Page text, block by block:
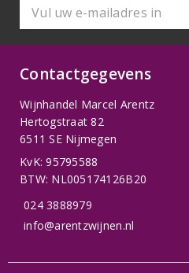
Contactgegevens
Wijnhandel Marcel Arentz
Hertogstraat 82
6511 SE Nijmegen
KvK: 95795588
BTW: NL005174126B20
024 3888979
info@arentzwijnen.nl